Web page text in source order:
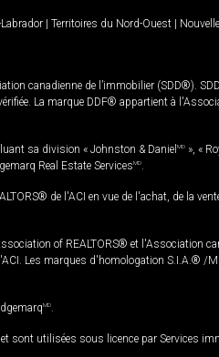
Labrador | Territoires du Nord-Ouest |
canadienne de l’immobilier (SDD®).
La marque DDF® appartient à
sa division « Johnston & Daniel MD », «
Real Estate ServicesMD
de l'ACI en vue de l'achat, de la
of REALTORS® et l'Association
Les marques d'homologation S.I.A.® /
MD
sont utilisées sous licence par Services